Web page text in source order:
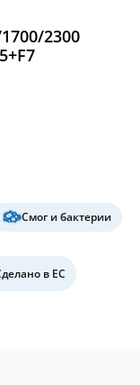
2300
Смог и бактерии
в ЕС